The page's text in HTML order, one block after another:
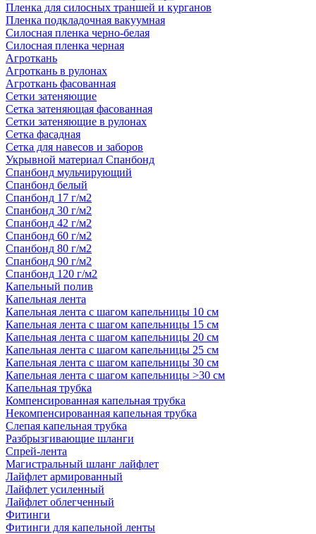
Пленка для силосных траншей и курганов
Пленка подкладочная вакуумная
Силосная пленка черно-белая
Силосная пленка черная
Агроткань
Агроткань в рулонах
Агроткань фасованная
Сетки затеняющие
Сетка затеняющая фасованная
Сетки затеняющие в рулонах
Сетка фасадная
Сетка для навесов и заборов
Укрывной материал Спанбонд
Спанбонд мульчирующий
Спанбонд белый
Спанбонд 17 г/м2
Спанбонд 30 г/м2
Спанбонд 42 г/м2
Спанбонд 60 г/м2
Спанбонд 80 г/м2
Спанбонд 90 г/м2
Спанбонд 120 г/м2
Капельный полив
Капельная лента
Капельная лента с шагом капельницы 10 см
Капельная лента с шагом капельницы 15 см
Капельная лента с шагом капельницы 20 см
Капельная лента с шагом капельницы 25 см
Капельная лента с шагом капельницы 30 см
Капельная лента с шагом капельницы >30 см
Капельная трубка
Компенсированная капельная трубка
Некомпенсированная капельная трубка
Слепая капельная трубка
Разбрызгивающие шланги
Спрей-лента
Магистральный шланг лайфлет
Лайфлет армированный
Лайфлет усиленный
Лайфлет облегченный
Фитинги
Фитинги для капельной ленты